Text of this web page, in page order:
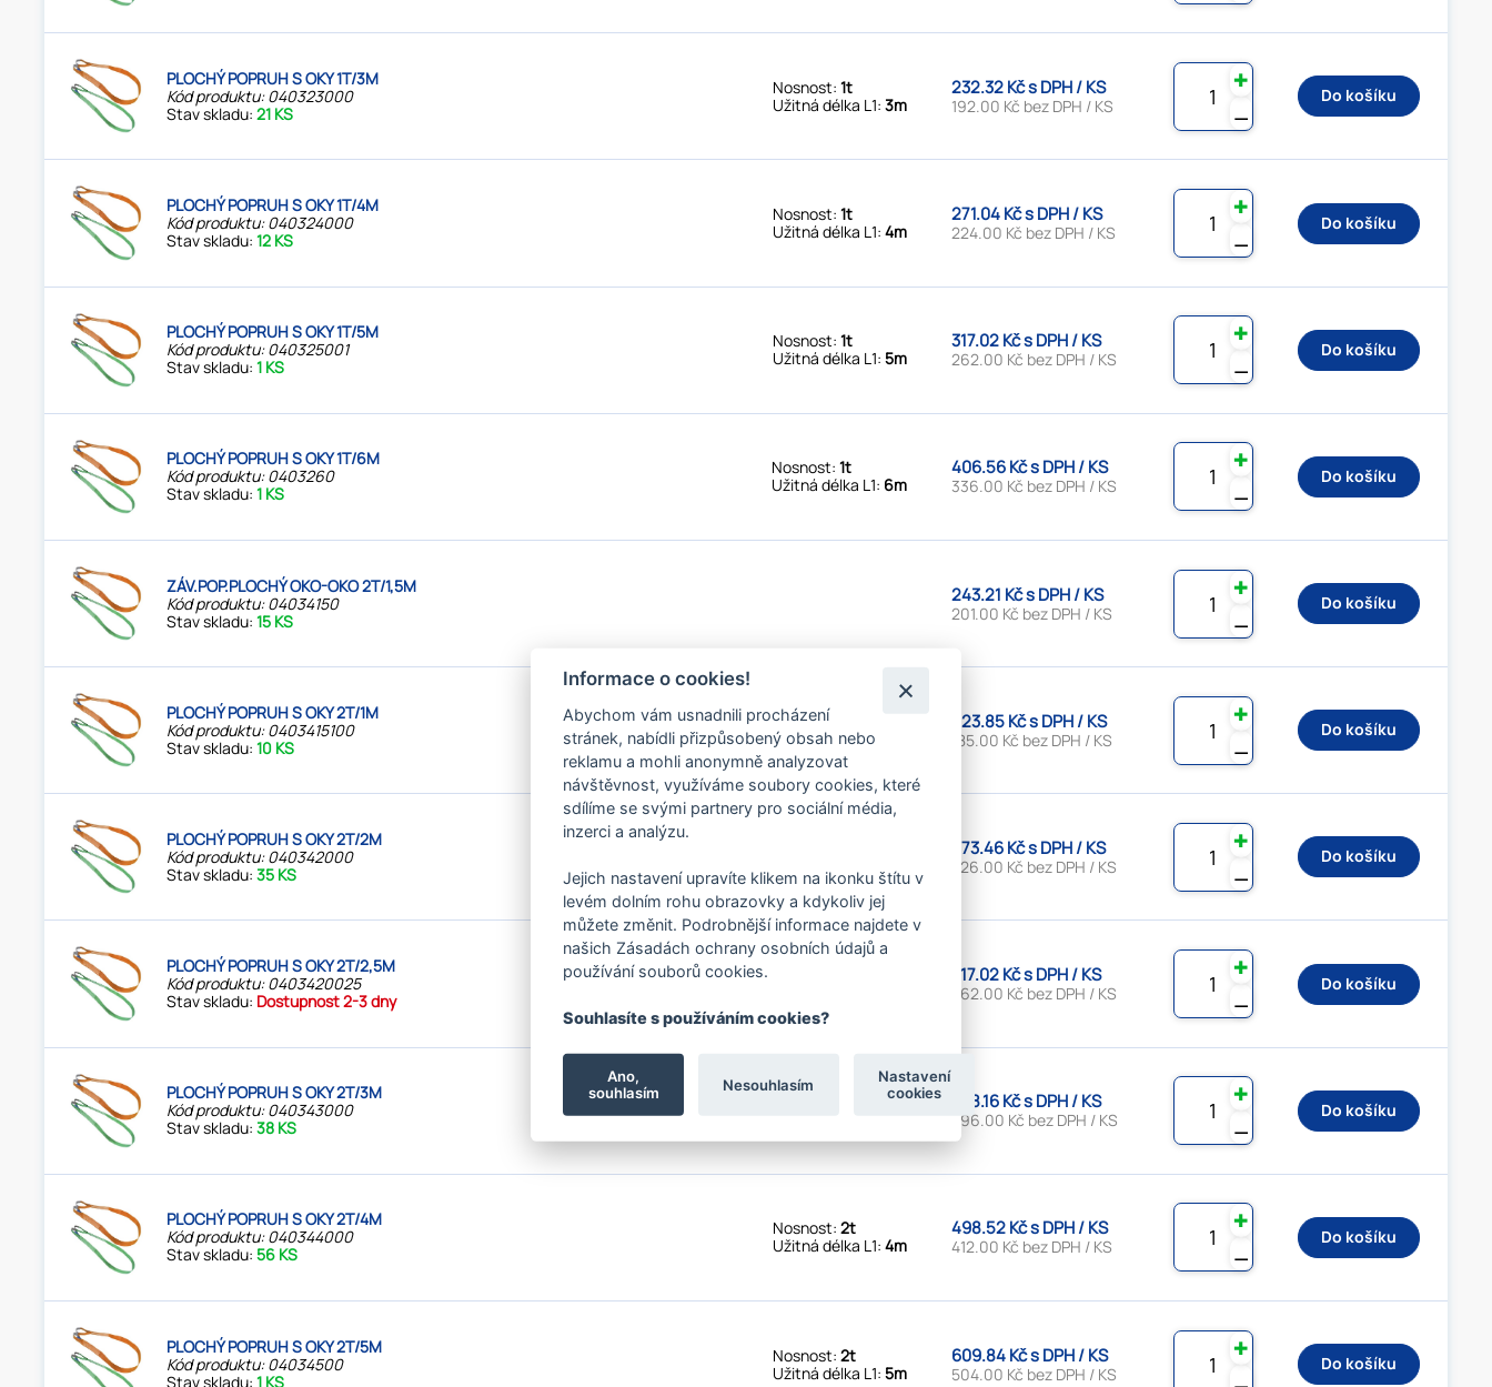
PLOCHÝ POPRUH S OKY 1T/3M
Kód produktu: 040323000
Stav skladu:21 KS
Nosnost: 1t
Užitná délka L1: 3m
232.32 Kč s DPH / KS
192.00 Kč bez DPH / KS ⚊
✚
Do košíku
PLOCHÝ POPRUH S OKY 1T/4M
Kód produktu: 040324000
Stav skladu:12 KS
Nosnost: 1t
Užitná délka L1: 4m
271.04 Kč s DPH / KS
224.00 Kč bez DPH / KS ⚊
✚
Do košíku
PLOCHÝ POPRUH S OKY 1T/5M
Kód produktu: 040325001
Stav skladu:1 KS
Nosnost: 1t
Užitná délka L1: 5m
317.02 Kč s DPH / KS
262.00 Kč bez DPH / KS ⚊
✚
Do košíku
PLOCHÝ POPRUH S OKY 1T/6M
Kód produktu: 0403260
Stav skladu:1 KS
Nosnost: 1t
Užitná délka L1: 6m
406.56 Kč s DPH / KS
336.00 Kč bez DPH / KS ⚊
✚
Do košíku
ZÁV.POP.PLOCHÝ OKO-OKO 2T/1,5M
Kód produktu: 04034150
Stav skladu:15 KS
243.21 Kč s DPH / KS
201.00 Kč bez DPH / KS ⚊
✚
Do košíku
PLOCHÝ POPRUH S OKY 2T/1M
Kód produktu: 0403415100
Stav skladu:10 KS
Nosnost:
Užitná délka L1:
223.85 Kč s DPH / KS
185.00 Kč bez DPH / KS ⚊
✚
Do košíku
PLOCHÝ POPRUH S OKY 2T/2M
Kód produktu: 040342000
Stav skladu:35 KS 2m
273.46 Kč s DPH / KS
226.00 Kč bez DPH / KS ⚊
✚
Do košíku
PLOCHÝ POPRUH S OKY 2T/2,5M
Kód produktu: 0403420025
Stav skladu: Dostupnost 2-3 dny
Nosnost: 317.02 Kč s DPH / KS
262.00 Kč bez DPH / KS ⚊
✚
Do košíku
PLOCHÝ POPRUH S OKY 2T/3M
Kód produktu: 040343000
Stav skladu:38 KS
358.16 Kč s DPH / KS
296.00 Kč bez DPH / KS ⚊
✚
Do košíku
PLOCHÝ POPRUH S OKY 2T/4M
Kód produktu: 040344000
Stav skladu:56 KS
Nosnost: 2t
Užitná délka L1: 4m
498.52 Kč s DPH / KS
412.00 Kč bez DPH / KS ⚊
✚
Do košíku
PLOCHÝ POPRUH S OKY 2T/5M
Kód produktu: 04034500
Stav skladu:1 KS
Nosnost: 2t
Užitná délka L1: 5m
609.84 Kč s DPH / KS
504.00 Kč bez DPH / KS ⚊
✚
Do košíku
Informace o cookies!
Abychom vám usnadnili procházení
stránek, nabídli přizpůsobený obsah nebo
reklamu a mohli anonymně analyzovat
návštěvnost, využíváme soubory cookies, které
sdílíme se svými partnery pro sociální média,
inzerci a analýzu.
Jejich nastavení upravíte klikem na ikonku štítu v
levém dolním rohu obrazovky a kdykoliv jej
můžete změnit. Podrobnější informace najdete v
našich Zásadách ochrany osobních údajů a
používání souborů cookies.
Souhlasíte s používáním cookies?
Ano,
souhlasím
Nesouhlasím
Nastavení
cookies